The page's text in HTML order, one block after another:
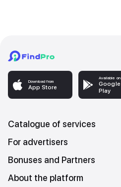
Download from
App Store
Available on
Google
Play
Catalogue of services
For advertisers
Bonuses and Partners
About the platform